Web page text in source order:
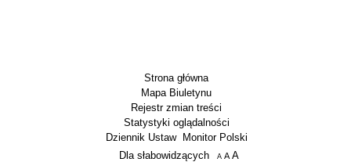
Strona główna
Mapa Biuletynu
Rejestr zmian treści
Statystyki oglądalności
Dziennik Ustaw
Monitor Polski
Menu dodatkowe
Dla słabowidzących A pomniejsz czcionkę
A standardowy rozmiar czcionki
A